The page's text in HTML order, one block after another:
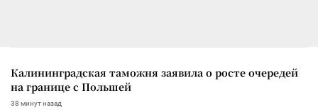
Калининградская таможня заявила о росте очередей
на границе с Польшей
38 минут назад